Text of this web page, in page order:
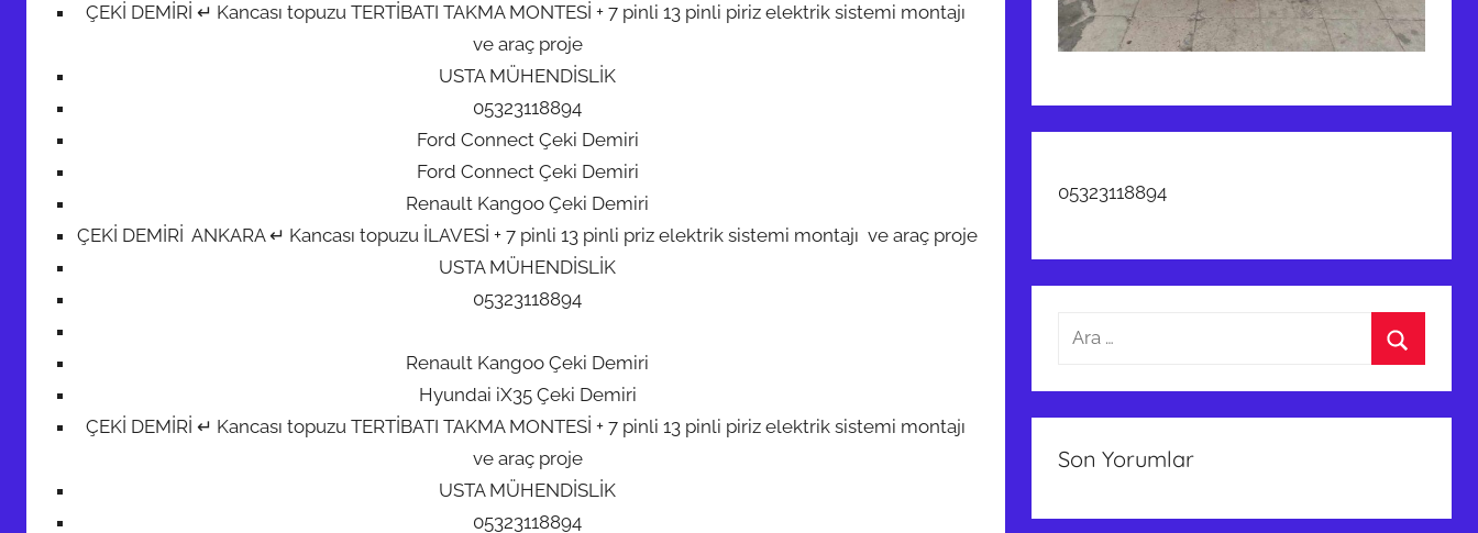
ÇEKİ DEMİRİ ↵ Kancası topuzu TERTİBATI TAKMA MONTESİ + 7 pinli 13 pinli piriz elektrik sistemi montajı
ve araç proje
USTA MÜHENDİSLİK
05323118894
Ford Connect Çeki Demiri
Ford Connect Çeki Demiri
Renault Kangoo Çeki Demiri
ÇEKİ DEMİRİ ANKARA ↵ Kancası topuzu İLAVESİ + 7 pinli 13 pinli priz elektrik sistemi montajı ve araç proje
USTA MÜHENDİSLİK
05323118894
Renault Kangoo Çeki Demiri
Hyundai iX35 Çeki Demiri
ÇEKİ DEMİRİ ↵ Kancası topuzu TERTİBATI TAKMA MONTESİ + 7 pinli 13 pinli piriz elektrik sistemi montajı
ve araç proje
USTA MÜHENDİSLİK
05323118894
05323118894
Arama:
Son Yorumlar